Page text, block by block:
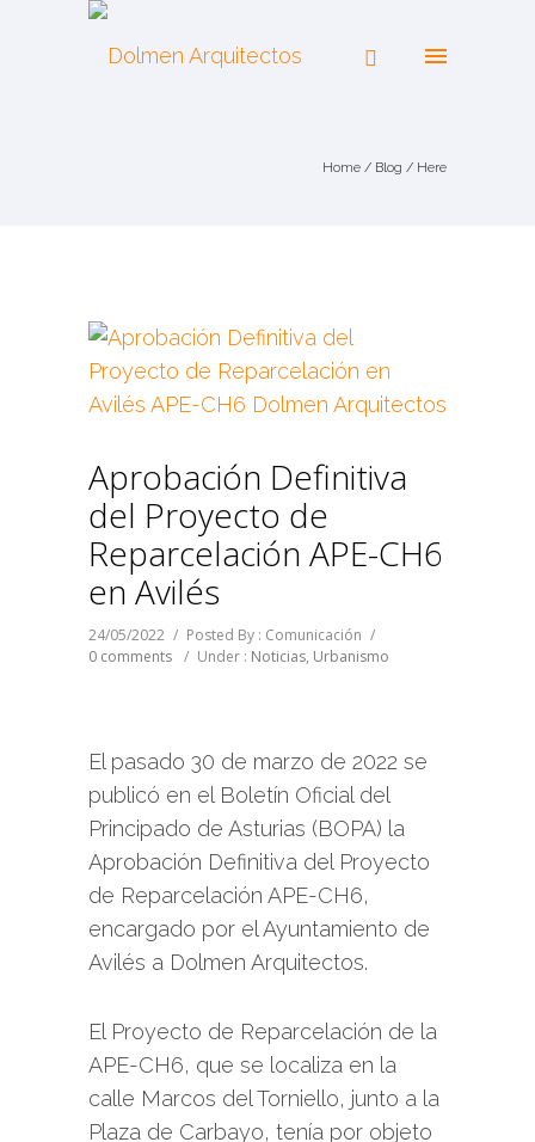
Home / Blog / Here
Aprobación Definitiva
del Proyecto de
Reparcelación APE-CH6
en Avilés
24/05/2022 / Posted By : Comunicación /
0 comments / Under : Noticias, Urbanismo
El pasado 30 de marzo de 2022 se
publicó en el Boletín Oficial del
Principado de Asturias (BOPA) la
Aprobación Definitiva del Proyecto
de Reparcelación APE-CH6,
encargado por el Ayuntamiento de
Avilés a Dolmen Arquitectos.
El Proyecto de Reparcelación de la
APE-CH6, que se localiza en la
calle Marcos del Torniello, junto a la
Plaza de Carbayo, tenía por objeto